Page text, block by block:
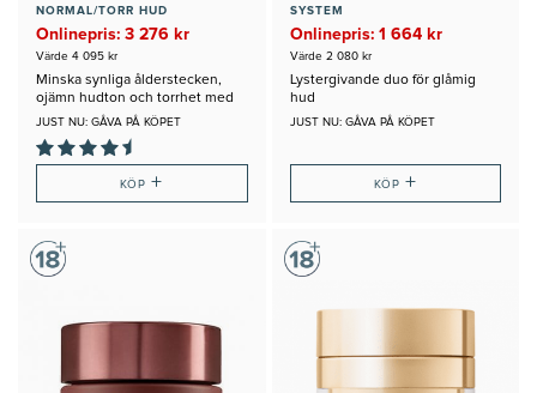
NORMAL/TORR HUD
Onlinepris: 3 276 kr
Värde 4 095 kr
Minska synliga ålderstecken,
ojämn hudton och torrhet med
detta Startkit
JUST NU: GÅVA PÅ KÖPET
KÖP+
SYSTEM
Onlinepris: 1 664 kr
Värde 2 080 kr
Lystergivande duo för glåmig
hud
JUST NU: GÅVA PÅ KÖPET
KÖP +